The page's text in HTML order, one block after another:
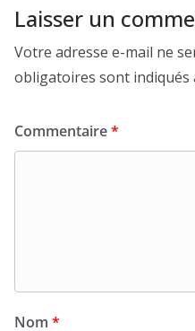
Laisser un
Votre adresse e-mail ne
obligatoires sont indiqués
Commentaire*
Nom *